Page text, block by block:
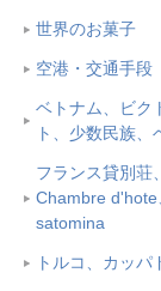
世界のお菓子
空港・交通手段
ベトナム、ビク
ト、少数民族
フランス貸別荘
Chambre d'hote
satomina
トルコ、カッ